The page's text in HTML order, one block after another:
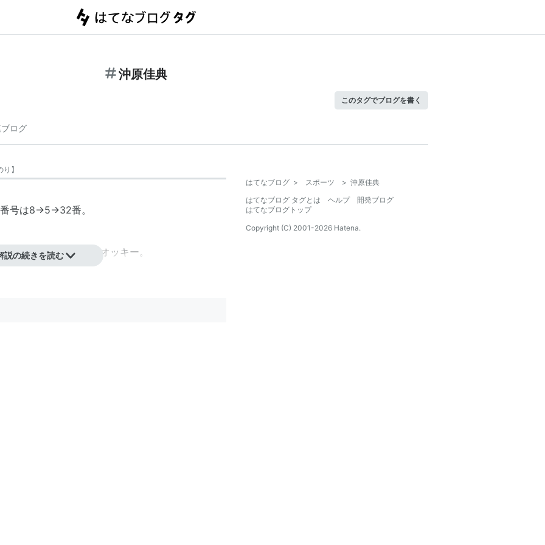
沖原佳典
このタグでブログを書く
ログ
り 】
号は8→5→32番。
177cm77kg。愛称はオッキー。
説の続きを読む
はてなブログ > スポーツ > 沖原佳典
はてなブログ タグとは
ヘルプ
開発ブログ
はてなブログトップ
Copyright (C) 2001-2026 Hatena.